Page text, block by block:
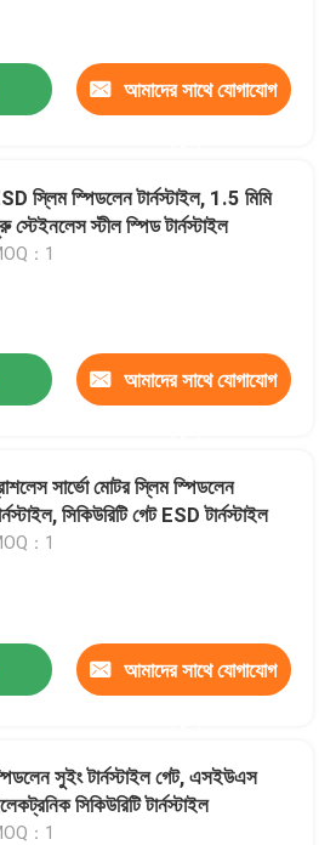
আমাদের সাথে যোগাযোগ
স্লিম স্পিডলেন টার্নস্টাইল, 1.5 মিমি
স্টেইনলেস স্টীল স্পিড টার্নস্টাইল
：1
আমাদের সাথে যোগাযোগ
সার্ভো মোটর স্লিম স্পিডলেন
সিকিউরিটি গেট ESD টার্নস্টাইল
：1
আমাদের সাথে যোগাযোগ
সুইং টার্নস্টাইল গেট, এসইউএস
সিকিউরিটি টার্নস্টাইল
：1